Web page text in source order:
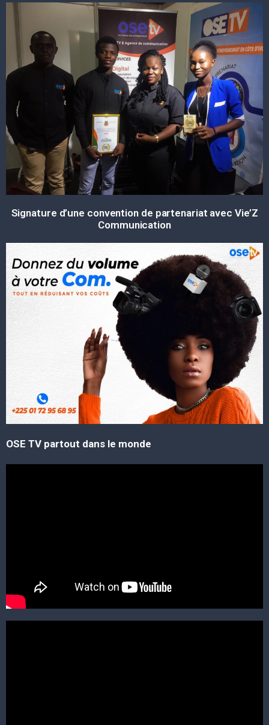
Signature d’une convention de partenariat avec Vie’Z
Communication
OSE TV partout dans le monde